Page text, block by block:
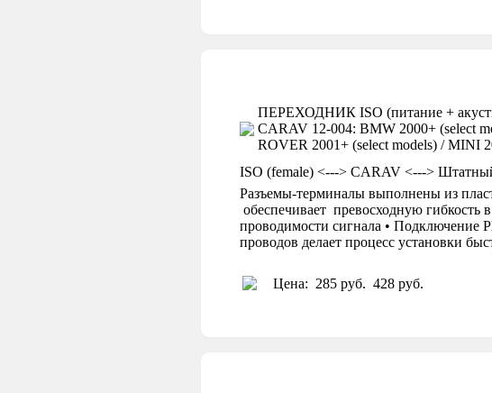
ПЕРЕХОДНИК ISO (питание +
CARAV 12-004: BMW 2000+ (select
ROVER 2001+ (select models) / MINI
ISO (female) <---> CARAV <--->
Разъемы-терминалы выполнены из
обеспечивает превосходную гибкость
проводимости сигнала • Подключение
проводов делает процесс установки
Цена: 285 руб. 428 руб.